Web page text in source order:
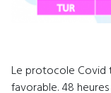
Le protocole Covid
favorable. 48